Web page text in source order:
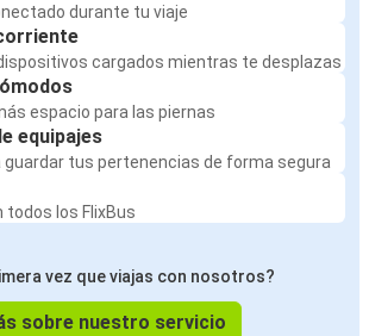
durante tu viaje
cargados mientras te desplazas
espacio para las piernas
equipajes
guardar tus pertenencias de forma segura
todos los FlixBus
vez que viajas con nosotros?
sobre nuestro servicio